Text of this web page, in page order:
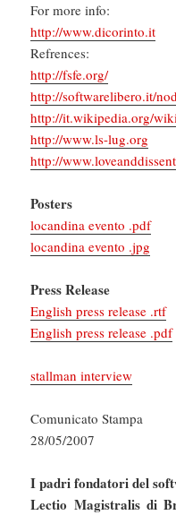
For more info:
http://www.dicorinto.it
Refrences:
http://fsfe.org/
http://softwarelibero.it/
http://it.wikipedia.org/
http://www.ls-lug.org
http://
Posters
locandina evento .pdf
locandina evento .jpg
Press Release
English press release .rtf
English press release .pdf
stallman interview
Comunicato Stampa
28/05/2007
I padri fondatori del
Lectio Magistralis di